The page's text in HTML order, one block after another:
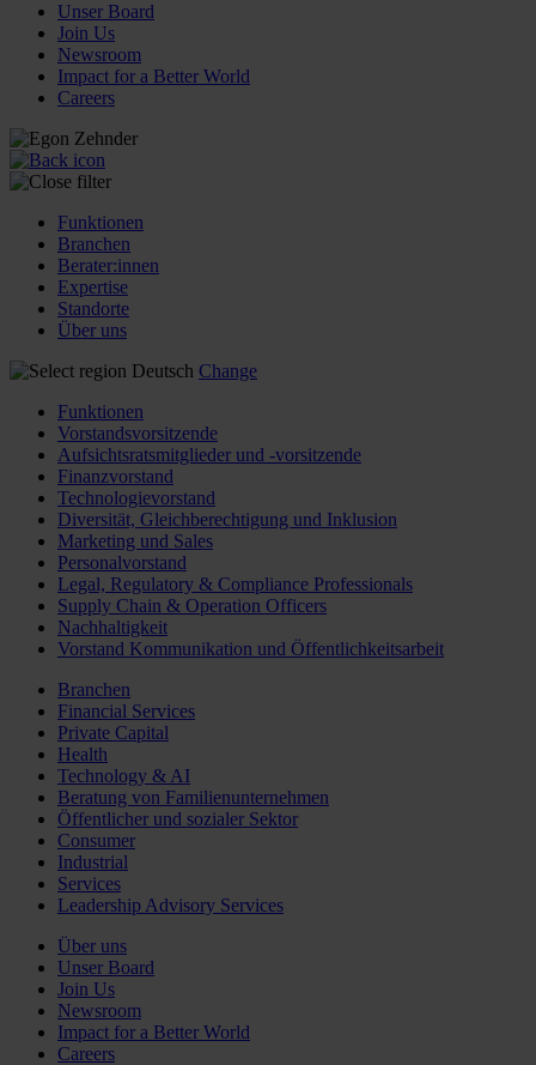
Unser Board
Join Us
Newsroom
Impact for a Better World
Careers
Funktionen
Branchen
Berater:innen
Expertise
Standorte
Über uns
Deutsch Change
Funktionen
Vorstandsvorsitzende
Aufsichtsratsmitglieder und -vorsitzende
Finanzvorstand
Technologievorstand
Diversität, Gleichberechtigung und Inklusion
Marketing und Sales
Personalvorstand
Legal, Regulatory & Compliance Professionals
Supply Chain & Operation Officers
Nachhaltigkeit
Vorstand Kommunikation und Öffentlichkeitsarbeit
Branchen
Financial Services
Private Capital
Health
Technology & AI
Beratung von Familienunternehmen
Öffentlicher und sozialer Sektor
Consumer
Industrial
Services
Leadership Advisory Services
Über uns
Unser Board
Join Us
Newsroom
Impact for a Better World
Careers